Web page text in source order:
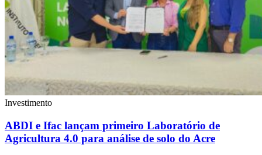
Investimento
ABDI e Ifac lançam primeiro Laboratório de
Agricultura 4.0 para análise de solo do Acre